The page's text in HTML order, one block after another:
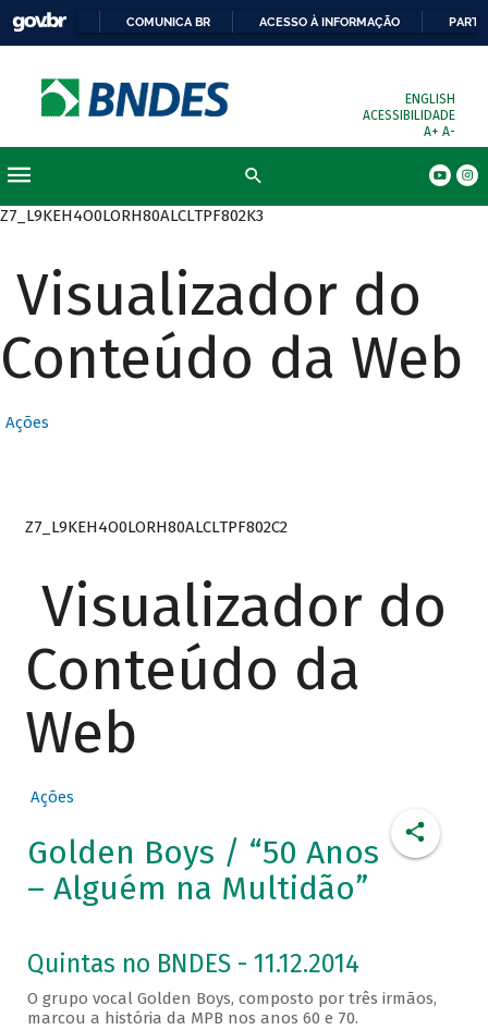
COMUNICA BR ACESSO À INFORMAÇÃO
ENGLISH
ACESSIBILIDADE
A+ A-
Z7_L9KEH4O0LORH80ALCLTPF802K3
Visualizador do
Conteúdo da Web
Ações
Z7_L9KEH4O0LORH80ALCLTPF802C2
Visualizador do
Conteúdo da
Web
Ações
Golden Boys / “50 Anos
– Alguém na Multidão”
Quintas no BNDES - 11.12.2014
O grupo vocal Golden Boys, composto por três irmãos,
marcou a história da MPB nos anos 60 e 70.